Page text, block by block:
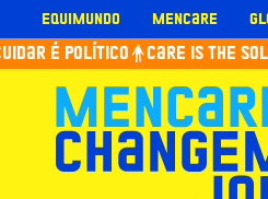
to
content
Equimundo Mencare
é político Care is the